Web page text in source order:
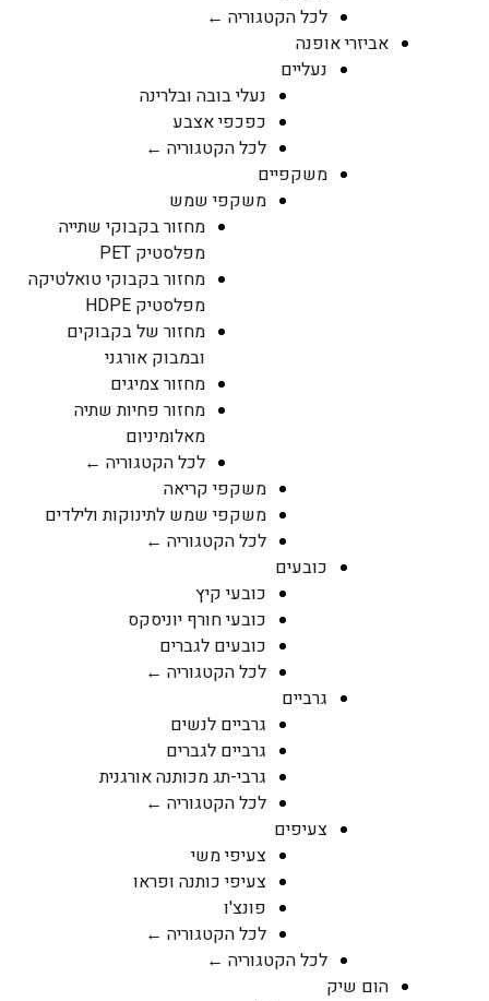
לכל הקטגוריה ←
אביזרי אופנה
נעליים
נעלי בובה ובלרינה
כפכפי אצבע
לכל הקטגוריה ←
משקפיים
משקפי שמש
מחזור בקבוקי שתייה
מפלסטיק PET
מחזור בקבוקי טואלטיקה
מפלסטיק HDPE
מחזור של בקבוקים
ובמבוק אורגני
מחזור צמיגים
מחזור פחיות שתיה
מאלומיניום
לכל הקטגוריה ←
משקפי קריאה
משקפי שמש לתינוקות ולילדים
לכל הקטגוריה ←
כובעים
כובעי קיץ
כובעי חורף יוניסקס
כובעים לגברים
לכל הקטגוריה ←
גרביים
גרביים לנשים
גרביים לגברים
גרבי-תג מכותנה אורגנית
לכל הקטגוריה ←
צעיפים
צעיפי משי
צעיפי כותנה ופראו
פונצ'ו
לכל הקטגוריה ←
לכל הקטגוריה ←
הום שיק